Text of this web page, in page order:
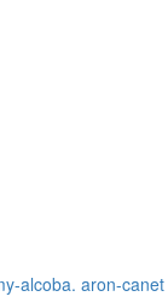
alcoba. aron-canet